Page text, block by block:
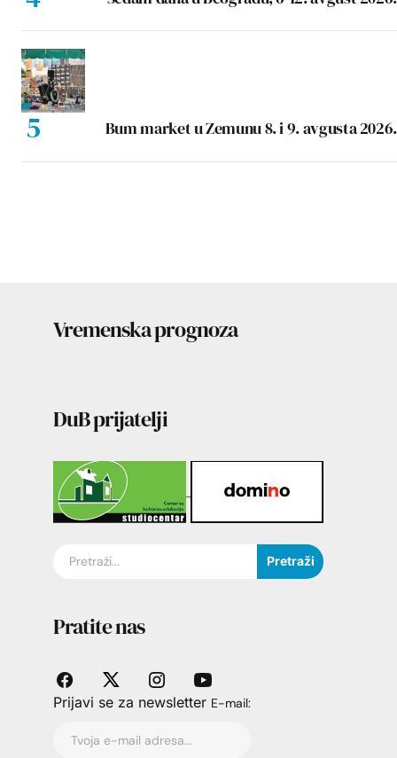
Bum market u Zemunu 8. i 9. avgusta 2026.
Vremenska prognoza
DuB prijatelji
Pretraži
Pratite nas
Prijavi se za newsletter E-mail: